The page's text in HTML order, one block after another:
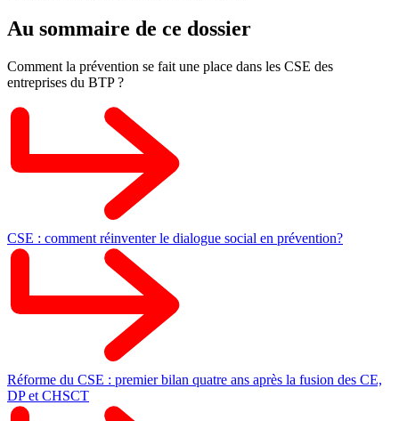
Au sommaire de ce dossier
Comment la prévention se fait une place dans les CSE des
entreprises du BTP ?
CSE : comment réinventer le dialogue social en prévention?
Réforme du CSE : premier bilan quatre ans après la fusion des CE,
DP et CHSCT